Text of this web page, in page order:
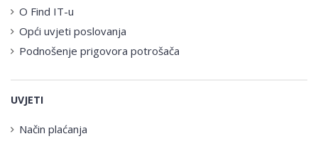
O Find IT-u
Opći uvjeti poslovanja
Podnošenje prigovora potrošača
UVJETI
Način plaćanja